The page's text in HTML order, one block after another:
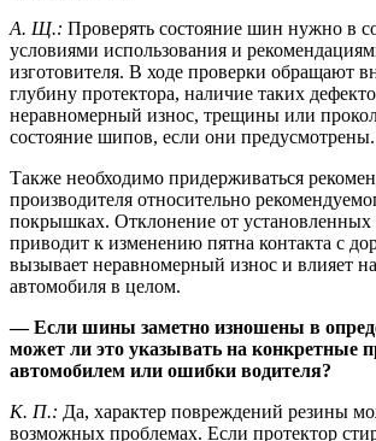
А. Щ.: Проверять состояние шин нужно в
условиями использования и
изготовителя. В ходе проверки обращают
глубину протектора, наличие таких
неравномерный износ, трещины или
состояние шипов, если они предусмотрены.
Также необходимо придерживаться
производителя относительно
покрышках. Отклонение от установленных
приводит к изменению пятна контакта с
вызывает неравномерный износ и влияет
автомобиля в целом.
— Если шины заметно изношены в
может ли это указывать на конкретные
автомобилем или ошибки водителя?
К. П.: Да, характер повреждений резины
возможных проблемах. Если протектор